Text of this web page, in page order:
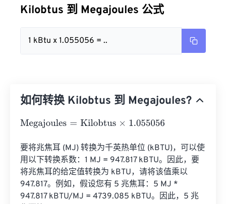
Kilobtus 到 Megajoules 公式
1 kBtu x 1.055056 = ..
如何转换 Kilobtus 到 Megajoules?
Megajoules= Kilobtus×1.055056
要将兆焦耳 (MJ) 转换为千英热单位 (kBTU)，可以使
用以下转换系数：1 MJ = 947.817 kBTU。因此，要
将兆焦耳的给定值转换为 kBTU，请将该值乘以
947.817。例如，假设您有 5 兆焦耳：5 MJ *
947.817 kBTU/MJ = 4739.085 kBTU。因此，5 兆